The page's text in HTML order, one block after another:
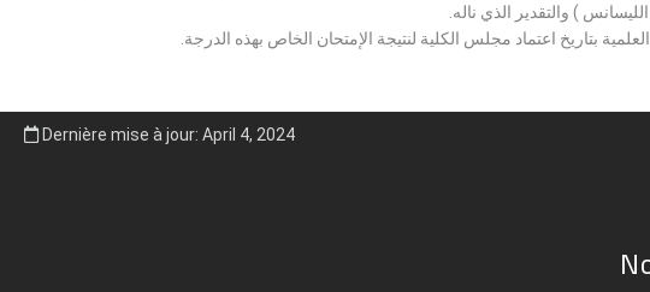
) والتقدير الذي ناله.
بتاريخ اعتماد مجلس الكلية لنتيجة الإمتحان الخاص بهذه الدرجة.
Dernière mise à jour: April 4, 2024